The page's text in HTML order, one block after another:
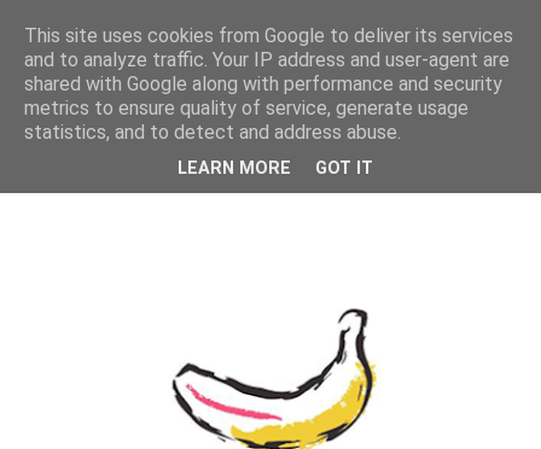
MENU
This site uses cookies from Google to deliver its services
and to analyze traffic. Your IP address and user-agent are
shared with Google along with performance and security
metrics to ensure quality of service, generate usage
statistics, and to detect and address abuse.
LEARN MORE GOT IT